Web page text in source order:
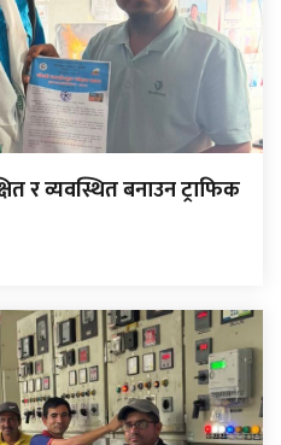
र व्यवस्थित बनाउन ट्राफिक